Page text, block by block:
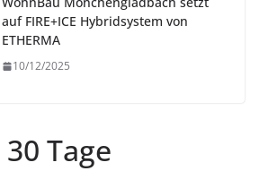
auf FIRE+ICE Hybridsystem von
ETHERMA
10/12/2025
Tage